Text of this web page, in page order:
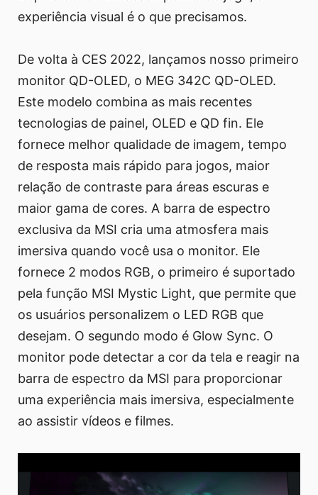
experiência visual é o que precisamos.
De volta à CES 2022, lançamos nosso primeiro
monitor QD-OLED, o MEG 342C QD-OLED.
Este modelo combina as mais recentes
tecnologias de painel, OLED e QD fin. Ele
fornece melhor qualidade de imagem, tempo
de resposta mais rápido para jogos, maior
relação de contraste para áreas escuras e
maior gama de cores. A barra de espectro
exclusiva da MSI cria uma atmosfera mais
imersiva quando você usa o monitor. Ele
fornece 2 modos RGB, o primeiro é suportado
pela função MSI Mystic Light, que permite que
os usuários personalizem o LED RGB que
desejam. O segundo modo é Glow Sync. O
monitor pode detectar a cor da tela e reagir na
barra de espectro da MSI para proporcionar
uma experiência mais imersiva, especialmente
ao assistir vídeos e filmes.